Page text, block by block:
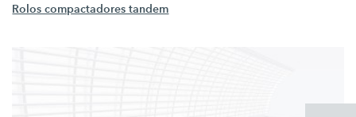
Rolos compactadores tandem